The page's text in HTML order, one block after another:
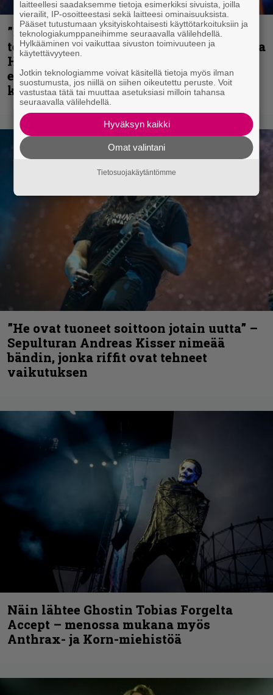
”Metallica on tiukempi kuin koskaan ja
te haluatte jonkun nulikan yrittävän olla
Hetfield?” – Pepper Keenan muisteli
ensimmäistä koesoittoaan hevijätin
kanssa
”He ovat tuoneet soittoon jotain uutta” –
Sepulturan Andreas Kisser nimeää
bändin, jonka riffit ovat tehneet
vaikutuksen
Näin lähtee Ghostin Tobias Forgelta
Accept – menossa mukana myös
Anthrax- ja Korn-miehistöä
laitteellesi saadaksemme tietoja esimerkiksi sivuista, joilla
vierailit, IP-osoitteestasi sekä laitteesi ominaisuuksista.
Pääset tutustumaan yksityiskohtaisesti käyttötarkoituksiin ja
teknologiakumppaneihimme seuraavalla välilehdellä.
Hylkääminen voi vaikuttaa sivuston toimivuuteen ja
käytettävyyteen.
Jotkin teknologiamme voivat käsitellä tietoja myös ilman
suostumusta, jos niillä on siihen oikeutettu peruste. Voit
vastustaa tätä tai muuttaa asetuksiasi milloin tahansa
seuraavalla välilehdellä.
Hyväksyn kaikki
Omat valintani
Tietosuojakäytäntömme